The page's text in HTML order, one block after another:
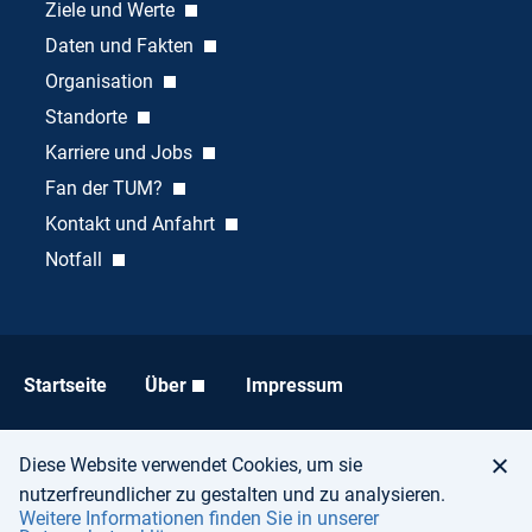
Diese Website verwendet Cookies, um sie
nutzerfreundlicher zu gestalten und zu analysieren.
Weitere Informationen finden Sie in unserer
Ziele und Werte
Daten und Fakten
Organisation
Standorte
Karriere und Jobs
Fan der TUM?
Kontakt und Anfahrt
Notfall
Startseite Über Impressum